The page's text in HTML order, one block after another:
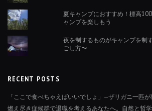
夏キャンプにおすすめ！標高
ャンプを楽しもう
夜を制するものがキャンプを制
ごし方〜
RECENT POSTS
「ここで食べちゃえばいいでしょ」—ザリガニ一匹
燃え尽き症候群で退職を考えるあなたへ。自然と哲